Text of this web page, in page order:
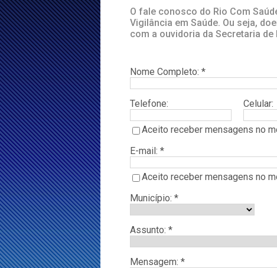
O fale conosco do Rio Com
Vigilância em Saúde. Ou seja,
com a ouvidoria da Secretaria
Nome Completo: *
Telefone: Celular:
Aceito receber mensagens no
E-mail: *
Aceito receber mensagens no
Município: *
Assunto: *
Mensagem: *